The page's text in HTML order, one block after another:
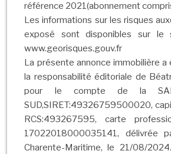
référence 2021(abonnement
Les informations sur les risques
exposé sont disponibles sur le
www.georisques.gouv.fr
La présente annonce immobilière
la responsabilité éditoriale de
pour le compte de la
SUD,SIRET:49326759500020,
RCS:493267595, carte
17022018000035141, délivrée
Charente-Maritime, le 21/08/